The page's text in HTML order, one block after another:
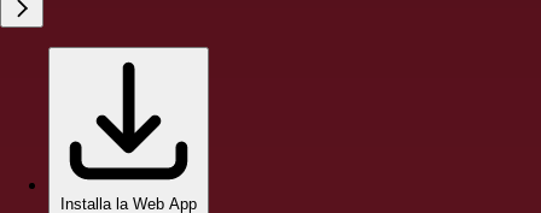
Installa la Web App